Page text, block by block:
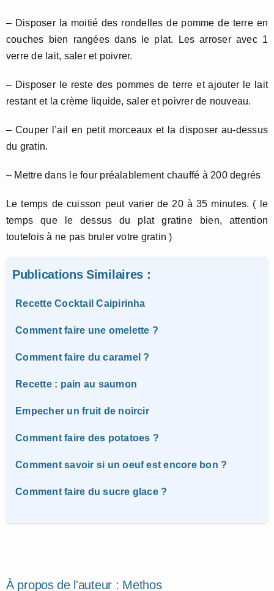
– Disposer la moitié des rondelles de pomme de terre en
couches bien rangées dans le plat. Les arroser avec 1
verre de lait, saler et poivrer.
– Disposer le reste des pommes de terre et ajouter le lait
restant et la crème liquide, saler et poivrer de nouveau.
– Couper l’ail en petit morceaux et la disposer au-dessus
du gratin.
– Mettre dans le four préalablement chauffé à 200 degrés
Le temps de cuisson peut varier de 20 à 35 minutes. ( le
temps que le dessus du plat gratine bien, attention
toutefois à ne pas bruler votre gratin )
Publications Similaires :
Recette Cocktail Caipirinha
Comment faire une omelette ?
Comment faire du caramel ?
Recette : pain au saumon
Empecher un fruit de noircir
Comment faire des potatoes ?
Comment savoir si un oeuf est encore bon ?
Comment faire du sucre glace ?
À propos de l'auteur : Methos